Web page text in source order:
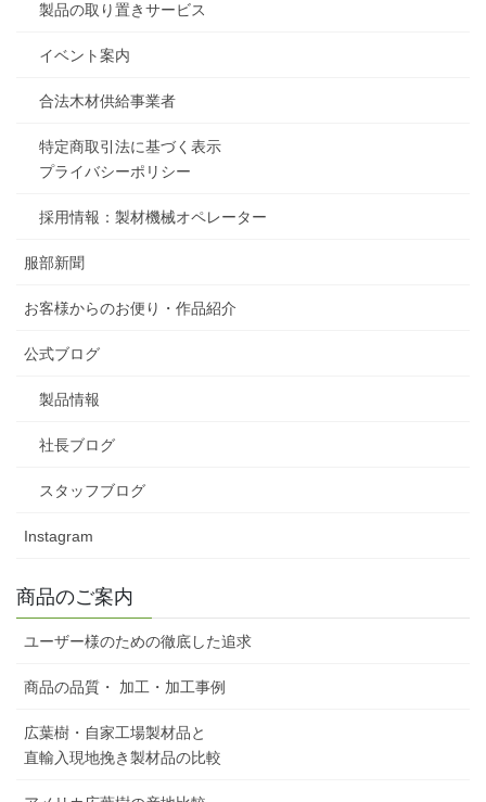
製品の取り置きサービス
イベント案内
合法木材供給事業者
特定商取引法に基づく表示
プライバシーポリシー
採用情報：製材機械オペレーター
服部新聞
お客様からのお便り・作品紹介
公式ブログ
製品情報
社長ブログ
スタッフブログ
Instagram
商品のご案内
ユーザー様のための徹底した追求
商品の品質・ 加工・加工事例
広葉樹・自家工場製材品と
直輸入現地挽き製材品の比較